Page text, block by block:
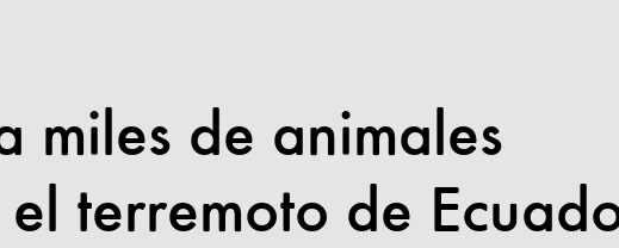
miles de animales
terremoto de